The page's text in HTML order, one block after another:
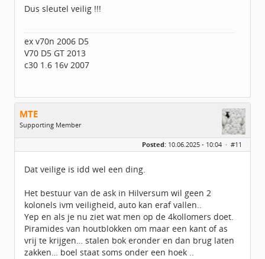
Dus sleutel veilig !!!
ex v70n 2006 D5
V70 D5 GT 2013
c30 1.6 16v 2007
MTE
Supporting Member
Geslacht:
Leeftijd:
55
Geregistreerd: 02 / 2021
Posted: 10.06.2025 - 10:04 · #11
Dat veilige is idd wel een ding.
Het bestuur van de ask in Hilversum wil geen 2
kolonels ivm veiligheid, auto kan eraf vallen..
Yep en als je nu ziet wat men op de 4kollomers doet.
Piramides van houtblokken om maar een kant of as
vrij te krijgen… stalen bok eronder en dan brug laten
zakken… boel staat soms onder een hoek ..